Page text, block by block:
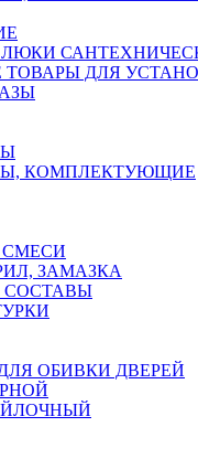
ДЛЯ
КОМПЛЕКТУЮЩИЕ
СМЕСИ
ЗАМАЗКА
СОСТАВЫ
ОБИВКИ ДВЕРЕЙ